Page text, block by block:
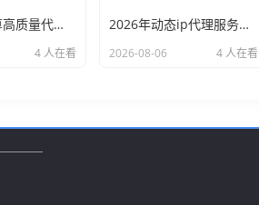
什么样的才算高质量代理ip？资深玩家总结了三个硬指标
4 人在看
2026年动态ip代理服务商有哪些？这份清单建议收藏
2026-08-06 4 人在看